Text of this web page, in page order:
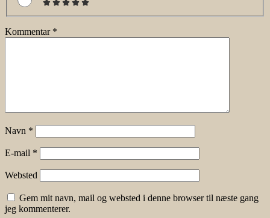
Kommentar *
Navn *
E-mail *
Websted
Gem mit navn, mail og websted i denne browser til næste gang
jeg kommenterer.